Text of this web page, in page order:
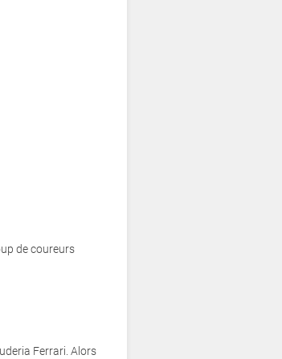
de coureurs
Ferrari. Alors